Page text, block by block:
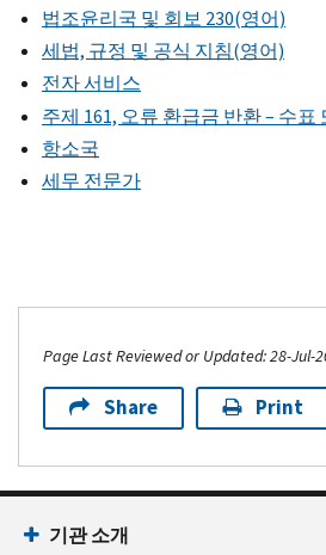
법조윤리국 및 회보 230(영어)
세법, 규정 및 공식 지침(영어)
전자 서비스
주제 161, 오류 환급금 반환 – 수표
항소국
세무 전문가
Page Last Reviewed or Updated: 28-Jul-
Share Print
기관 소개